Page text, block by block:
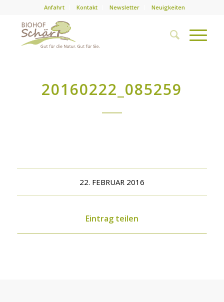
Anfahrt Kontakt Newsletter Neuigkeiten
20160222_085259
22. FEBRUAR 2016
Eintrag teilen